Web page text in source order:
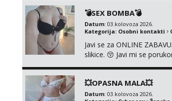
💣SEX BOMBA💣
Datum: 03.kolovoza 2026.
Kategorija: Osobni kontakti
Javi se za ONLINE
slikice. 😚 Javi mi se
💥OPASNA MALA💥
Datum: 03.kolovoza 2026.